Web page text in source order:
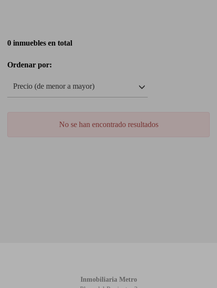
0 inmuebles en total
Ordenar por:
Precio (de menor a mayor)
No se han encontrado resultados
Inmobiliaria Metro